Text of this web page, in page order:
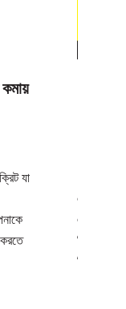
যা
এর রেডি-
এমন একটি
নিশ্চিত
কিন্তু